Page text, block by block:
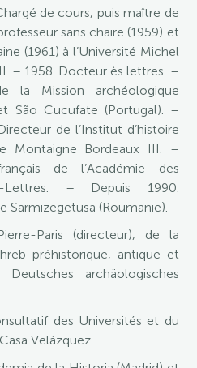
de cours, puis maître de
sans chaire (1959) et
(1961) à l’Université Michel
– 1958. Docteur ès lettres. –
la Mission archéologique
São Cucufate (Portugal). –
de l’Institut d’histoire
Montaigne Bordeaux III. –
de l’Académie des
Lettres. – Depuis 1990.
Sarmizegetusa (Roumanie).
Paris (directeur), de la
préhistorique, antique et
archäologisches
des Universités et du
Velázquez.